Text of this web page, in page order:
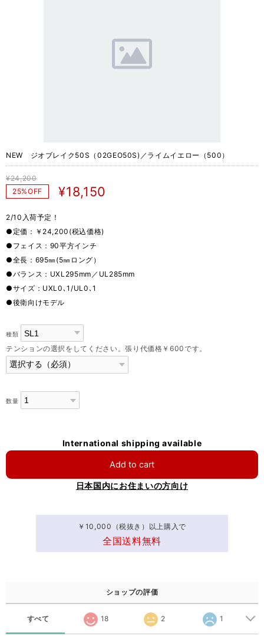
NEW ジオブレイク50S（02GEO50S)／ライムイエロー（500）
¥24,200
25%OFF
¥18,150
2/10入荷予定！
●定価：￥24,200(税込価格)
●フェイス：90平方インチ
●全長：695㎜(5㎜ロング）
●バランス：UXL295mm／UL285mm
●サイズ：UXL0､1/UL0､1
●後衛向けモデル
種類
テンションの選択をしてください。張り代価格￥600です。
数量
International shipping available
Add to cart
日本国内にお住まいの方向け
￥10,000（税抜き）以上購入で
全国送料無料
ショップの評価
すべて 18 2 1